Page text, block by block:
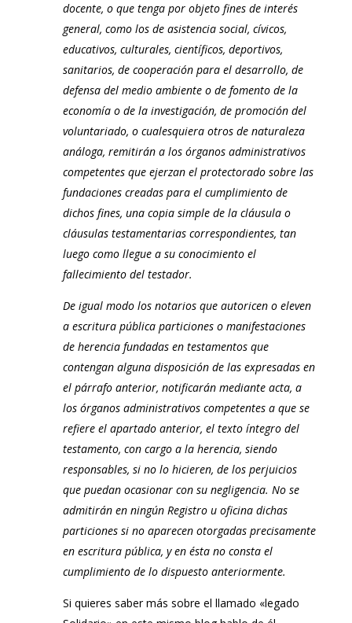
docente, o que tenga por objeto fines de interés
general, como los de asistencia social, cívicos,
educativos, culturales, científicos, deportivos,
sanitarios, de cooperación para el desarrollo, de
defensa del medio ambiente o de fomento de la
economía o de la investigación, de promoción del
voluntariado, o cualesquiera otros de naturaleza
análoga, remitirán a los órganos administrativos
competentes que ejerzan el protectorado sobre las
fundaciones creadas para el cumplimiento de
dichos fines, una copia simple de la cláusula o
cláusulas testamentarias correspondientes, tan
luego como llegue a su conocimiento el
fallecimiento del testador.
De igual modo los notarios que autoricen o eleven
a escritura pública particiones o manifestaciones
de herencia fundadas en testamentos que
contengan alguna disposición de las expresadas en
el párrafo anterior, notificarán mediante acta, a
los órganos administrativos competentes a que se
refiere el apartado anterior, el texto íntegro del
testamento, con cargo a la herencia, siendo
responsables, si no lo hicieren, de los perjuicios
que puedan ocasionar con su negligencia. No se
admitirán en ningún Registro u oficina dichas
particiones si no aparecen otorgadas precisamente
en escritura pública, y en ésta no consta el
cumplimiento de lo dispuesto anteriormente.
Si quieres saber más sobre el llamado «legado